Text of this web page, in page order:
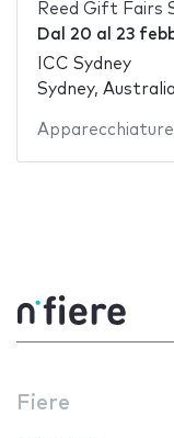
Reed Gift Fairs
Dal 20 al 23
ICC Sydney
Sydney, Australia
Fiere